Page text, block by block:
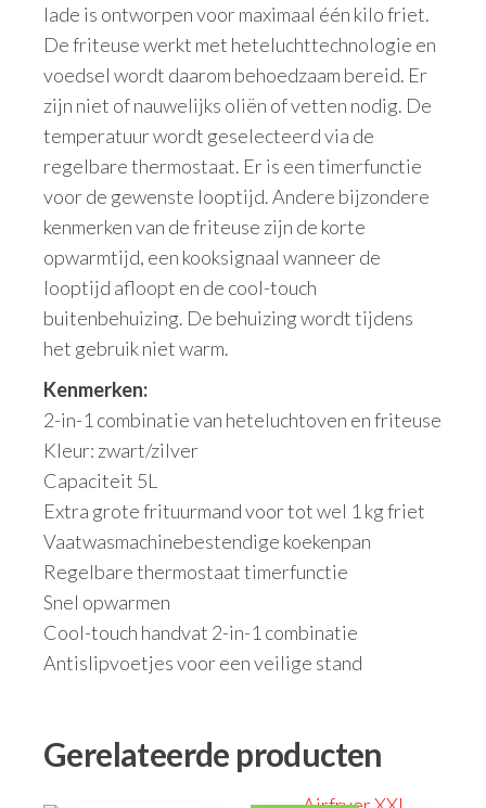
lade is ontworpen voor maximaal één kilo friet.
De friteuse werkt met heteluchttechnologie en
voedsel wordt daarom behoedzaam bereid. Er
zijn niet of nauwelijks oliën of vetten nodig. De
temperatuur wordt geselecteerd via de
regelbare thermostaat. Er is een timerfunctie
voor de gewenste looptijd. Andere bijzondere
kenmerken van de friteuse zijn de korte
opwarmtijd, een kooksignaal wanneer de
looptijd afloopt en de cool-touch
buitenbehuizing. De behuizing wordt tijdens
het gebruik niet warm.
Kenmerken:
2-in-1 combinatie van heteluchtoven en friteuse
Kleur: zwart/zilver
Capaciteit 5L
Extra grote frituurmand voor tot wel 1 kg friet
Vaatwasmachinebestendige koekenpan
Regelbare thermostaat timerfunctie
Snel opwarmen
Cool-touch handvat 2-in-1 combinatie
Antislipvoetjes voor een veilige stand
Gerelateerde producten